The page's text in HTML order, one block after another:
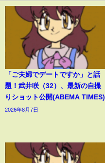
「ご夫婦でデートですか」と話
題！武井咲（32）、最新の自撮
りショット公開(ABEMA TIMES)
2026年8月7日